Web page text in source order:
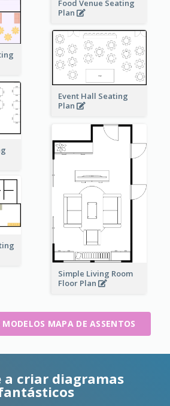
Food Venue Seating
Plan
Event Hall Seating
Plan
Simple Living Room
Floor Plan
MAPA DE ASSENTOS
a criar diagramas